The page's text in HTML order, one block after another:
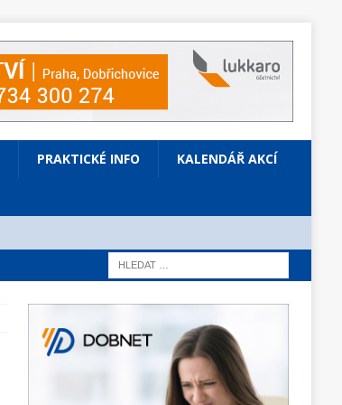
PRAKTICKÉ INFO KALENDÁŘ AKCÍ